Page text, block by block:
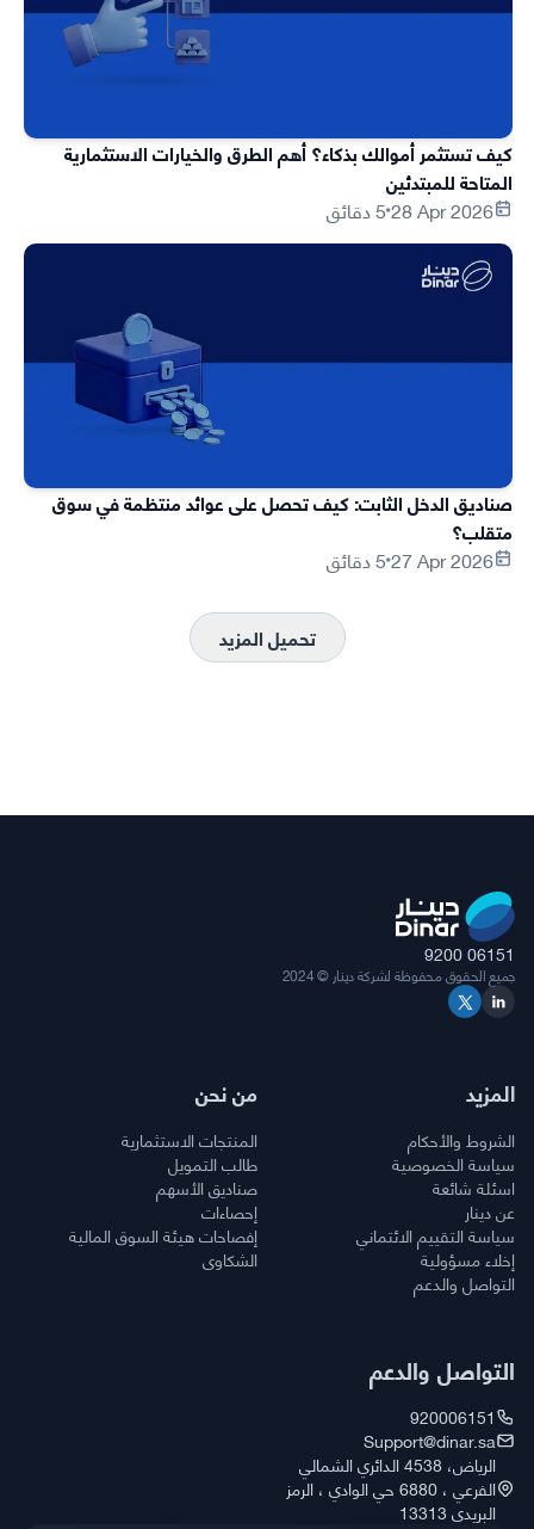
كيف تستثمر أموالك بذكاء؟ أهم الطرق والخيارات الاستثمارية
المتاحة للمبتدئين
28 Apr 20265 دقائق
صناديق الدخل الثابت: كيف تحصل على عوائد منتظمة في سوق
متقلب؟
27 Apr 20265 دقائق
تحميل المزيد
9200 06151
جميع الحقوق محفوظة لشركة دينار © 2024
المزيد
الشروط والأحكام
سياسة الخصوصية
اسئلة شائعة
عن دينار
سياسة التقييم الائتماني
إخلاء مسؤولية
التواصل والدعم
من نحن
المنتجات الاستثمارية
طالب التمويل
صناديق الأسهم
إحصاءات
إفصاحات هيئة السوق المالية
الشكاوى
التواصل والدعم
920006151
Support@dinar.sa
الرياض، 4538 الدائري الشمالي
الفرعي ، 6880 حي الوادي ، الرمز
البريدي 13313